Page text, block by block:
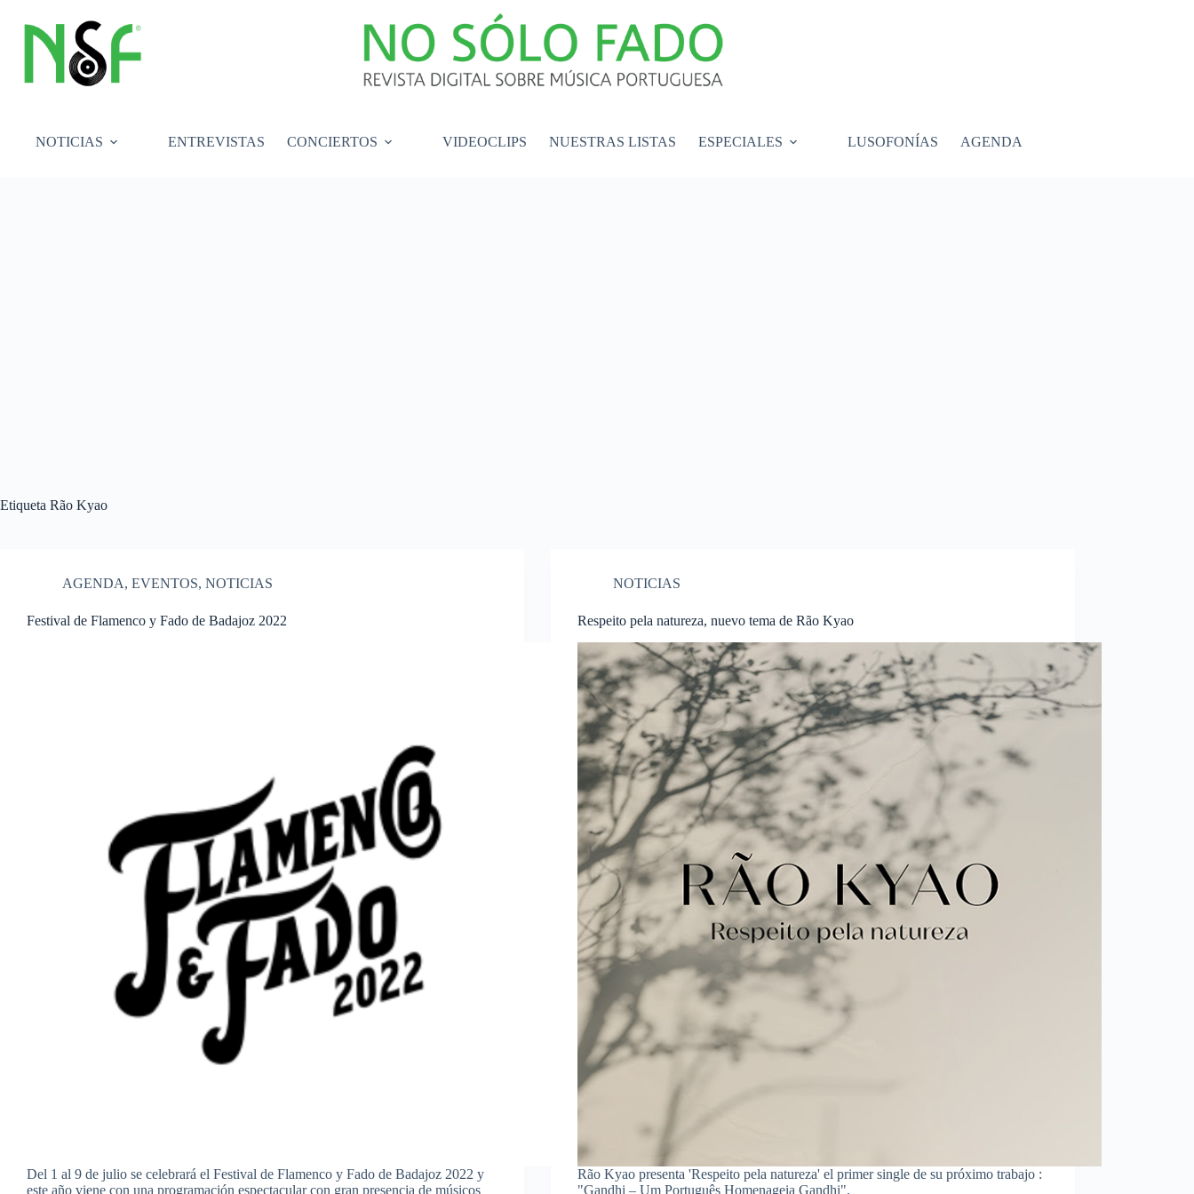
contenido
NOTICIAS ENTREVISTAS CONCIERTOS VIDEOCLIPS NUESTRAS LISTAS ESPECIALES LUSOFONÍAS AGENDA
Etiqueta Rão Kyao
AGENDA, EVENTOS, NOTICIAS
Festival de Flamenco y Fado de Badajoz 2022
Del 1 al 9 de julio se celebrará el Festival de Flamenco y Fado de Badajoz 2022 y
este año viene con una programación espectacular con gran presencia de músicos
NOTICIAS
Respeito pela natureza, nuevo tema de Rão Kyao
Rão Kyao presenta 'Respeito pela natureza' el primer single de su próximo trabajo :
"Gandhi – Um Português Homenageia Gandhi".